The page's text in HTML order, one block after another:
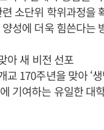
소단위 학위과정을
성에 더욱 힘쓴다는
아 새 비전 선포
교 170주년을 맞아 ‘
기여하는 유일한 대